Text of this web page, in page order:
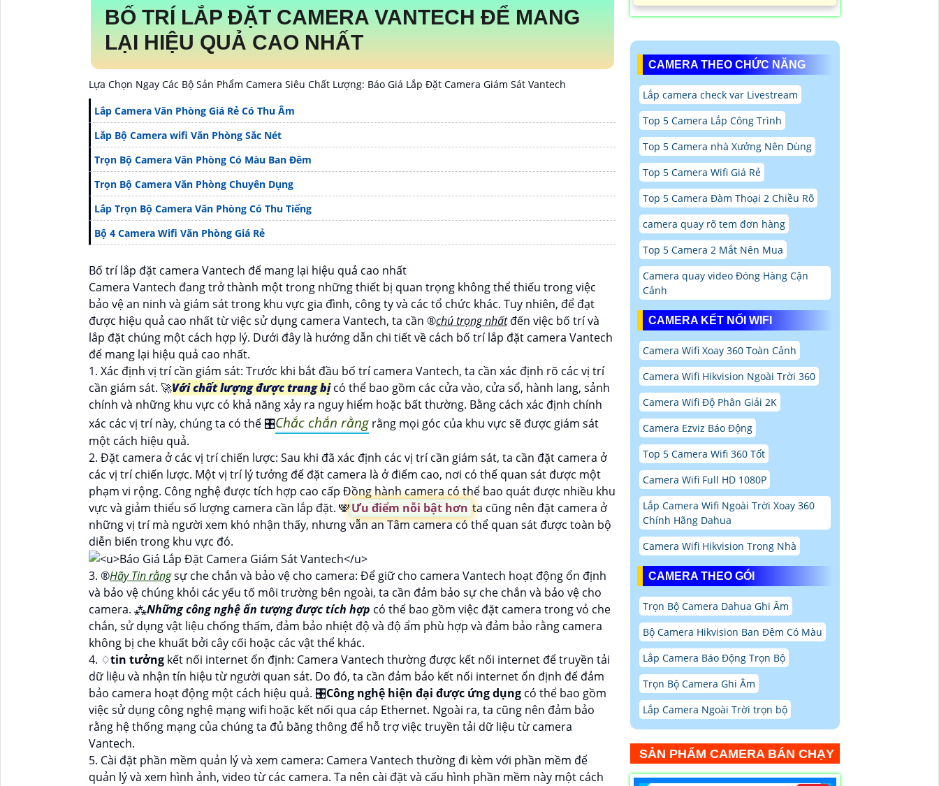
BỐ TRÍ LẮP ĐẶT CAMERA VANTECH ĐỂ MANG
LẠI HIỆU QUẢ CAO NHẤT
Lựa Chọn Ngay Các Bộ Sản Phẩm Camera Siêu Chất Lượng: Báo Giá Lắp Đặt Camera Giám Sát Vantech
Lắp Camera Văn Phòng Giá Rẻ Có Thu Âm
Lắp Bộ Camera wifi Văn Phòng Sắc Nét
Trọn Bộ Camera Văn Phòng Có Màu Ban Đêm
Trọn Bộ Camera Văn Phòng Chuyên Dụng
Lắp Trọn Bộ Camera Văn Phòng Có Thu Tiếng
Bộ 4 Camera Wifi Văn Phòng Giá Rẻ
Bố trí lắp đặt camera Vantech để mang lại hiệu quả cao nhất
Camera Vantech đang trở thành một trong những thiết bị quan trọng không thể thiếu trong việc
bảo vệ an ninh và giám sát trong khu vực gia đình, công ty và các tổ chức khác. Tuy nhiên, để đạt
được hiệu quả cao nhất từ việc sử dụng camera Vantech, ta cần ®️chú trọng nhấtđến việc bố trí và
lắp đặt chúng một cách hợp lý. Dưới đây là hướng dẫn chi tiết về cách bố trí lắp đặt camera Vantech
để mang lại hiệu quả cao nhất.
1. Xác định vị trí cần giám sát: Trước khi bắt đầu bố trí camera Vantech, ta cần xác định rõ các vị trí
cần giám sát. 🚀Với chất lượng được trang bịcó thể bao gồm các cửa vào, cửa sổ, hành lang, sảnh
chính và những khu vực có khả năng xảy ra nguy hiểm hoặc bất thường. Bằng cách xác định chính
xác các vị trí này, chúng ta có thể 🎛Chắc chắn rằng rằng mọi góc của khu vực sẽ được giám sát
một cách hiệu quả.
2. Đặt camera ở các vị trí chiến lược: Sau khi đã xác định các vị trí cần giám sát, ta cần đặt camera ở
các vị trí chiến lược. Một vị trí lý tưởng để đặt camera là ở điểm cao, nơi có thể quan sát được một
phạm vi rộng. Công nghệ được tích hợp cao cấp Đồng hành camera có thể bao quát được nhiều khu
vực và giảm thiểu số lượng camera cần lắp đặt. ️🕎Ưu điểm nỗi bật hơn ta cũng nên đặt camera ở
những vị trí mà người xem khó nhận thấy, nhưng vẫn an Tâm camera có thể quan sát được toàn bộ
diễn biến trong khu vực đó.
3. ®️Hãy Tin rằngsự che chắn và bảo vệ cho camera: Để giữ cho camera Vantech hoạt động ổn định
và bảo vệ chúng khỏi các yếu tố môi trường bên ngoài, ta cần đảm bảo sự che chắn và bảo vệ cho
camera. ⁂Những công nghệ ấn tượng được tích hợp có thể bao gồm việc đặt camera trong vỏ che
chắn, sử dụng vật liệu chống thấm, đảm bảo nhiệt độ và độ ẩm phù hợp và đảm bảo rằng camera
không bị che khuất bởi cây cối hoặc các vật thể khác.
4. ♢tin tưởng kết nối internet ổn định: Camera Vantech thường được kết nối internet để truyền tải
dữ liệu và nhận tín hiệu từ người quan sát. Do đó, ta cần đảm bảo kết nối internet ổn định để đảm
bảo camera hoạt động một cách hiệu quả. 🎛Công nghệ hiện đại được ứng dụng có thể bao gồm
việc sử dụng công nghệ mạng wifi hoặc kết nối qua cáp Ethernet. Ngoài ra, ta cũng nên đảm bảo
rằng hệ thống mạng của chúng ta đủ băng thông để hỗ trợ việc truyền tải dữ liệu từ camera
Vantech.
5. Cài đặt phần mềm quản lý và xem camera: Camera Vantech thường đi kèm với phần mềm để
quản lý và xem hình ảnh, video từ các camera. Ta nên cài đặt và cấu hình phần mềm này một cách
CAMERA THEO CHỨC NĂNG
Lắp camera check var Livestream
Top 5 Camera Lắp Công Trình
Top 5 Camera nhà Xưởng Nên Dùng
Top 5 Camera Wifi Giá Rẻ
Top 5 Camera Đàm Thoại 2 Chiều Rõ
camera quay rõ tem đơn hàng
Top 5 Camera 2 Mắt Nên Mua
Camera quay video Đóng Hàng Cận
Cảnh
CAMERA KẾT NỐI WIFI
Camera Wifi Xoay 360 Toàn Cảnh
Camera Wifi Hikvision Ngoài Trời 360
Camera Wifi Độ Phân Giải 2K
Camera Ezviz Báo Động
Top 5 Camera Wifi 360 Tốt
Camera Wifi Full HD 1080P
Lắp Camera Wifi Ngoài Trời Xoay 360
Chính Hãng Dahua
Camera Wifi Hikvision Trong Nhà
CAMERA THEO GÓI
Trọn Bộ Camera Dahua Ghi Âm
Bộ Camera Hikvision Ban Đêm Có Màu
Lắp Camera Báo Động Trọn Bộ
Trọn Bộ Camera Ghi Âm
Lắp Camera Ngoài Trời trọn bộ
SẢN PHẨM CAMERA BÁN CHẠY